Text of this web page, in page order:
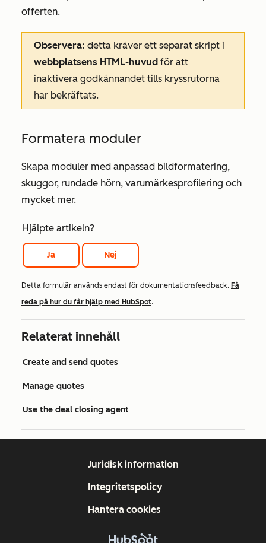
offerten.
Observera: detta kräver ett separat skript i
webbplatsens HTML-huvud för att
inaktivera godkännandet tills kryssrutorna
har bekräftats.
Formatera moduler
Skapa moduler med anpassad bildformatering,
skuggor, rundade hörn, varumärkesprofilering och
mycket mer.
Hjälpte artikeln?
Ja Nej
Detta formulär används endast för dokumentationsfeedback. Få
reda på hur du får hjälp med HubSpot.
Relaterat innehåll
Create and send quotes
Manage quotes
Use the deal closing agent
Juridisk information
Integritetspolicy
Hantera cookies